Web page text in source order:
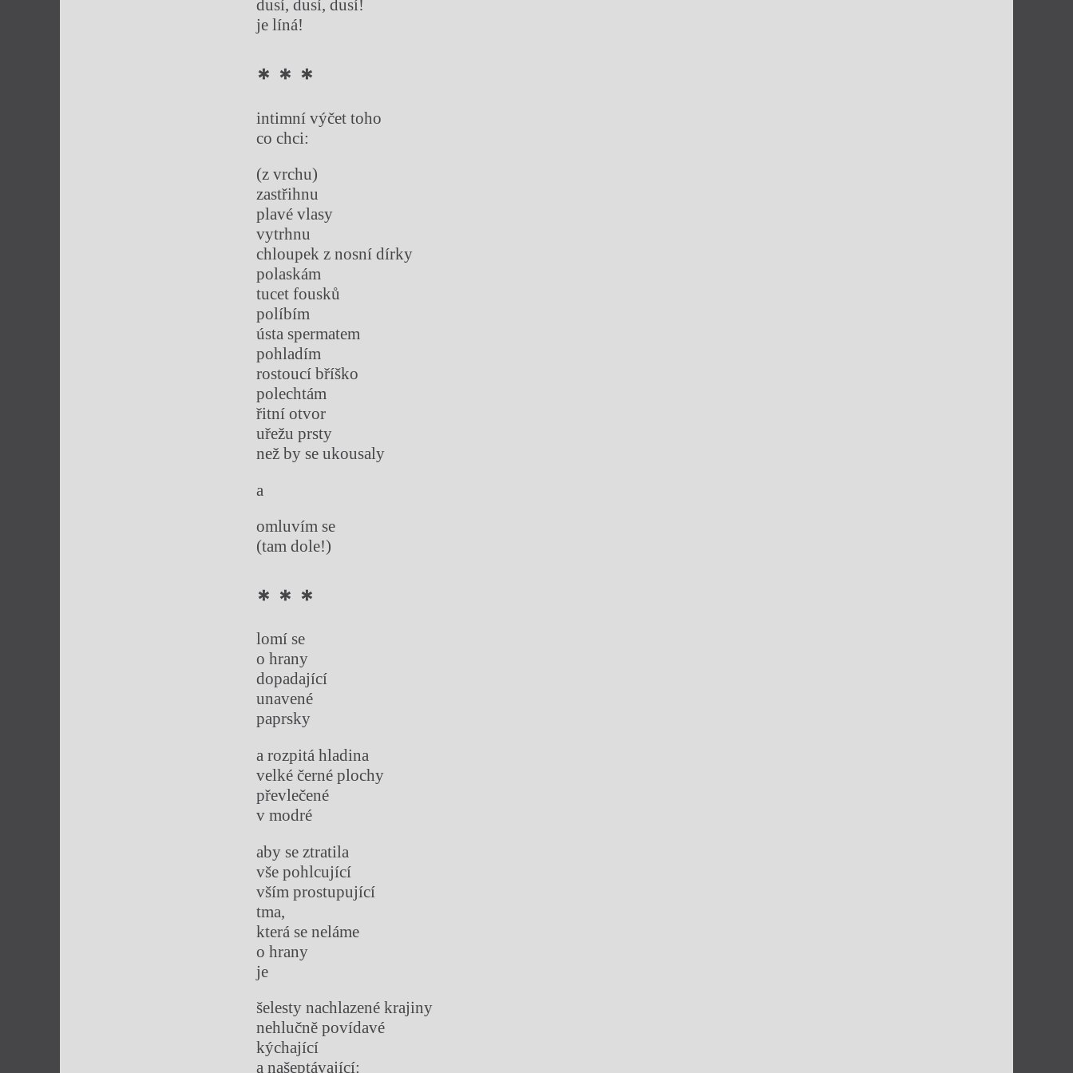
dusí, dusí, dusí!
je líná!
* * *
intimní výčet toho
co chci:
(z vrchu)
zastřihnu
plavé vlasy
vytrhnu
chloupek z nosní dírky
polaskám
tucet fousků
políbím
ústa spermatem
pohladím
rostoucí bříško
polechtám
řitní otvor
uřežu prsty
než by se ukousaly
a
omluvím se
(tam dole!)
* * *
lomí se
o hrany
dopadající
unavené
paprsky
a rozpitá hladina
velké černé plochy
převlečené
v modré
aby se ztratila
vše pohlcující
vším prostupující
tma,
která se neláme
o hrany
je
šelesty nachlazené krajiny
nehlučně povídavé
kýchající
a našeptávající: